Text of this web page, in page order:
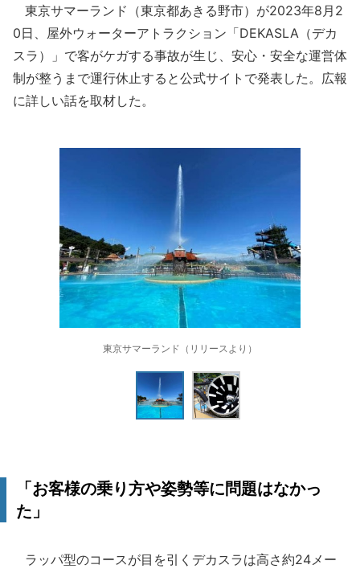
東京サマーランド（東京都あきる野市）が2023年8月2
0日、屋外ウォーターアトラクション「DEKASLA（デカ
スラ）」で客がケガする事故が生じ、安心・安全な運営体
制が整うまで運行休止すると公式サイトで発表した。広報
に詳しい話を取材した。
東京サマーランド（リリースより）
「お客様の乗り方や姿勢等に問題はなかっ
た」
ラッパ型のコースが目を引くデカスラは高さ約24メー